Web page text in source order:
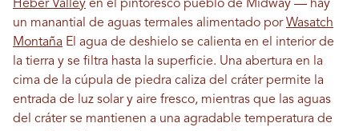
Heber Valley en el pintoresco pueblo de Midway — hay
un manantial de aguas termales alimentado porWasatch
Montaña El agua de deshielo se calienta en el interior de
la tierra y se filtra hasta la superficie. Una abertura en la
cima de la cúpula de piedra caliza del cráter permite la
entrada de luz solar y aire fresco, mientras que las aguas
del cráter se mantienen a una agradable temperatura de